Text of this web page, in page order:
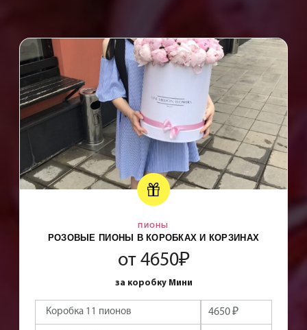
КОРАЛЛОВЫЕ ПИОНЫ В КОРОБКАХ И КОРЗИНАХ
от 6850₽
за коробку Мини
Коробка 11 пионов 6850 ₽